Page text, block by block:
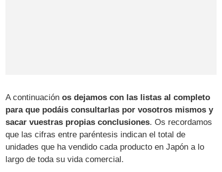
A continuaciónos dejamos con las listas al completo
para que podáis consultarlas por vosotros mismos y
sacar vuestras propias conclusiones. Os recordamos
que las cifras entre paréntesis indican el total de
unidades que ha vendido cada producto en Japón a lo
largo de toda su vida comercial.